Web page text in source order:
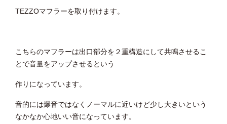
TEZZOマフラーを取り付けます。
こちらのマフラーは出口部分を２重構造にして共鳴させるこ
とで音量をアップさせるという
作りになっています。
音的には爆音ではなくノーマルに近いけど少し大きいという
なかなか心地いい音になっています。